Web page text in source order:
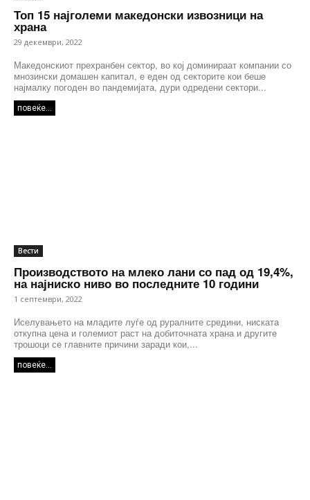
Топ 15 најголеми македонски извозници на
храна
29 декември, 2022
Македонскиот прехранбен сектор, во кој доминираат компании со
мнозински домашен капитал, е еден од секторите кои беше
најмалку погоден во пандемијата, дури одредени сектори...
повеќе...
Вести
Производството на млеко лани со пад од 19,4%,
на најниско ниво во последните 10 години
1 септември, 2022
Иселувањето на младите луѓе од руралните средини, ниската
откупна цена и големиот раст на добиточната храна и другите
трошоци се главните причини заради кои,...
повеќе...